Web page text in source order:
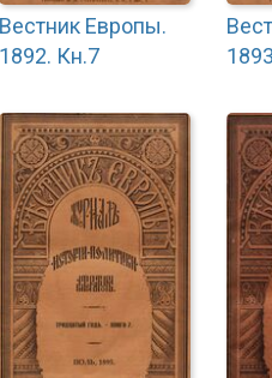
Вестник Европы.
1892. Кн.7